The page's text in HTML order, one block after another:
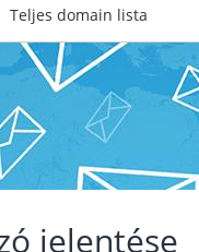
Teljes domain lista
jelentése